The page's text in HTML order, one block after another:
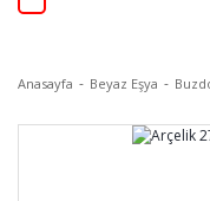
Anasayfa Beyaz Eşya